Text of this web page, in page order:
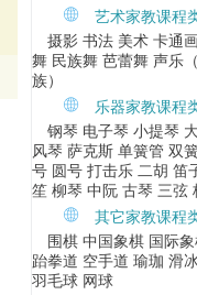
艺术家教课程
摄影 书法 美术 卡通画
舞 民族舞 芭蕾舞 声乐
族）
乐器家教课程
钢琴 电子琴 小提琴
风琴 萨克斯 单簧管 双
号 圆号 打击乐 二胡 笛
笙 柳琴 中阮 古琴 三弦
其它家教课程
围棋 中国象棋 国际
跆拳道 空手道 瑜珈 滑
羽毛球 网球